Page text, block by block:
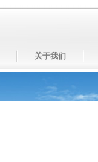
关于我们